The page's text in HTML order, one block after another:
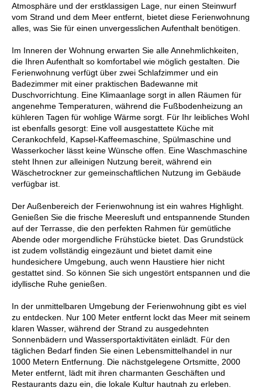
Atmosphäre und der erstklassigen Lage, nur einen Steinwurf
vom Strand und dem Meer entfernt, bietet diese Ferienwohnung
alles, was Sie für einen unvergesslichen Aufenthalt benötigen.
Im Inneren der Wohnung erwarten Sie alle Annehmlichkeiten,
die Ihren Aufenthalt so komfortabel wie möglich gestalten. Die
Ferienwohnung verfügt über zwei Schlafzimmer und ein
Badezimmer mit einer praktischen Badewanne mit
Duschvorrichtung. Eine Klimaanlage sorgt in allen Räumen für
angenehme Temperaturen, während die Fußbodenheizung an
kühleren Tagen für wohlige Wärme sorgt. Für Ihr leibliches Wohl
ist ebenfalls gesorgt: Eine voll ausgestattete Küche mit
Cerankochfeld, Kapsel-Kaffeemaschine, Spülmaschine und
Wasserkocher lässt keine Wünsche offen. Eine Waschmaschine
steht Ihnen zur alleinigen Nutzung bereit, während ein
Wäschetrockner zur gemeinschaftlichen Nutzung im Gebäude
verfügbar ist.
Der Außenbereich der Ferienwohnung ist ein wahres Highlight.
Genießen Sie die frische Meeresluft und entspannende Stunden
auf der Terrasse, die den perfekten Rahmen für gemütliche
Abende oder morgendliche Frühstücke bietet. Das Grundstück
ist zudem vollständig eingezäunt und bietet damit eine
hundesichere Umgebung, auch wenn Haustiere hier nicht
gestattet sind. So können Sie sich ungestört entspannen und die
idyllische Ruhe genießen.
In der unmittelbaren Umgebung der Ferienwohnung gibt es viel
zu entdecken. Nur 100 Meter entfernt lockt das Meer mit seinem
klaren Wasser, während der Strand zu ausgedehnten
Sonnenbädern und Wassersportaktivitäten einlädt. Für den
täglichen Bedarf finden Sie einen Lebensmittelhandel in nur
1000 Metern Entfernung. Die nächstgelegene Ortsmitte, 2000
Meter entfernt, lädt mit ihren charmanten Geschäften und
Restaurants dazu ein, die lokale Kultur hautnah zu erleben.